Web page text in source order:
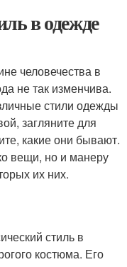
в одежде
человечества в
не так изменчива.
стили одежды
загляните для
какие они бывают.
вещи, но и манеру
их них.
стиль в
костюма. Его